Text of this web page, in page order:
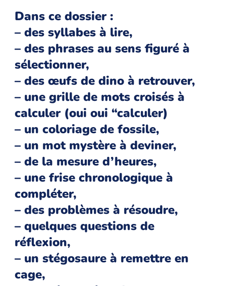
Dans ce dossier :
– des syllabes à lire,
– des phrases au sens figuré à
sélectionner,
– des œufs de dino à retrouver,
– une grille de mots croisés à
calculer (oui oui “calculer)
– un coloriage de fossile,
– un mot mystère à deviner,
– de la mesure d’heures,
– une frise chronologique à
compléter,
– des problèmes à résoudre,
– quelques questions de
réflexion,
– un stégosaure à remettre en
cage,